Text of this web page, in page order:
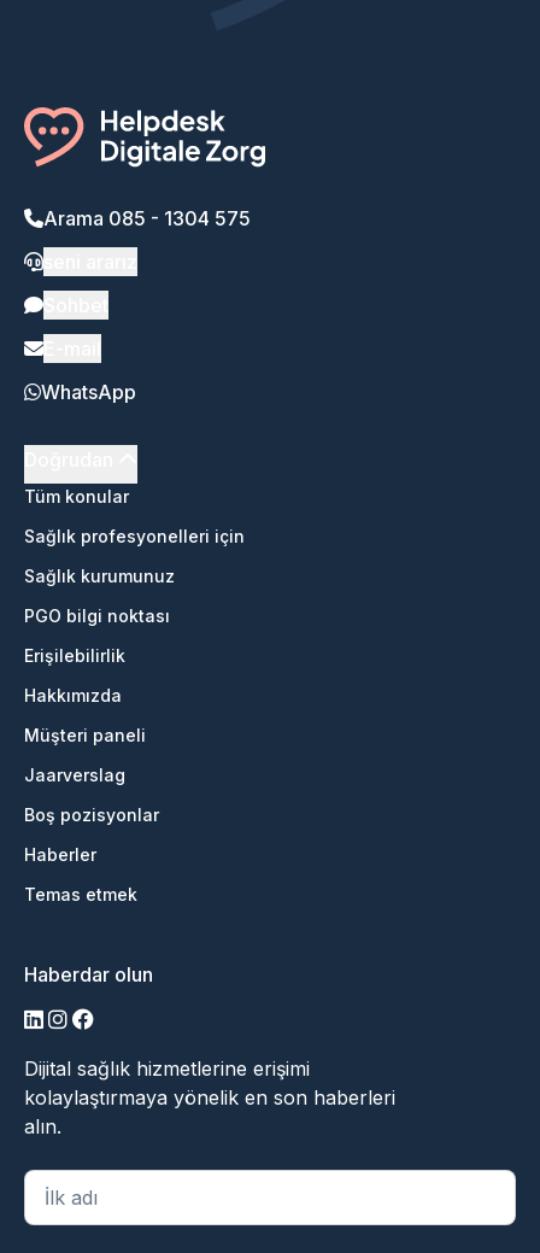
Arama 085 - 1304 575
WhatsApp
Tüm konular
Sağlık profesyonelleri için
Sağlık kurumunuz
PGO bilgi noktası
Erişilebilirlik
Hakkımızda
Müşteri paneli
Jaarverslag
Boş pozisyonlar
Haberler
Temas etmek
Haberdar olun
LinkedIn
Instagram
Facebook
Dijital sağlık hizmetlerine erişimi
kolaylaştırmaya yönelik en son haberleri
alın.
"*" zorunlu alanları belirtir